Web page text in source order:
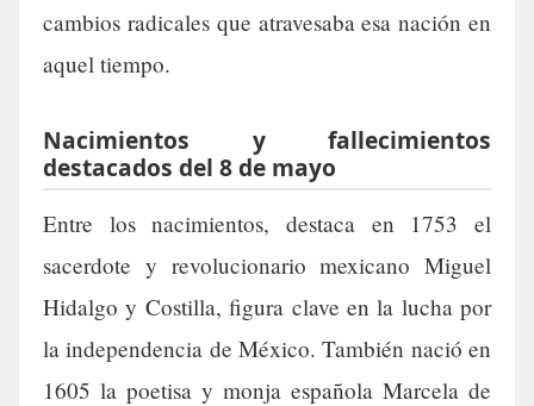
cambios radicales que atravesaba esa nación en
aquel tiempo.
Nacimientos y fallecimientos
destacados del 8 de mayo
Entre los nacimientos, destaca en 1753 el
sacerdote y revolucionario mexicano Miguel
Hidalgo y Costilla, figura clave en la lucha por
la independencia de México. También nació en
1605 la poetisa y monja española Marcela de